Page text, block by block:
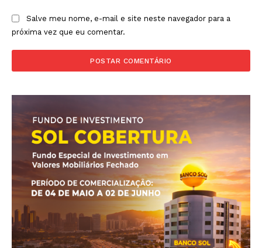
Salve meu nome, e-mail e site neste navegador para a
próxima vez que eu comentar.